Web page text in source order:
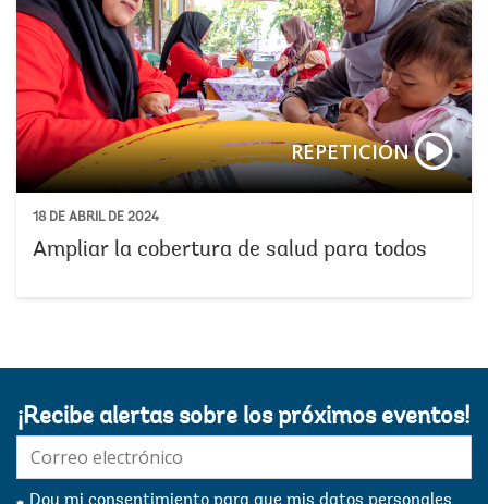
REPETICIÓN
18 DE ABRIL DE 2024
Ampliar la cobertura de salud para todos
¡Recibe alertas sobre los próximos eventos!
mail:
Doy mi consentimiento para que mis datos personales